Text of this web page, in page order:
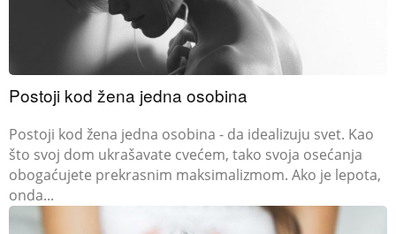
Postoji kod žena jedna osobina
Postoji kod žena jedna osobina - da idealizuju svet. Kao
što svoj dom ukrašavate cvećem, tako svoja osećanja
obogaćujete prekrasnim maksimalizmom. Ako je lepota,
onda...